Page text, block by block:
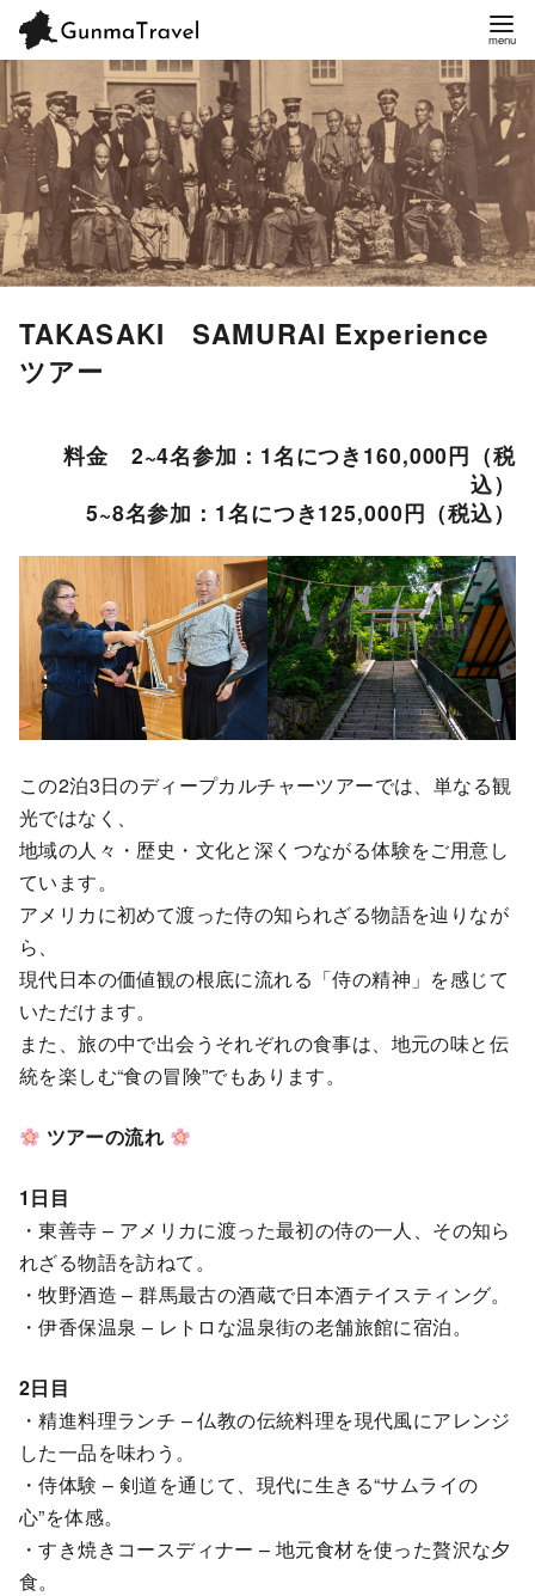
TAKASAKI SAMURAI Experience
ツアー
料金 2~4名参加：1名につき160,000円（税
込）
5~8名参加：1名につき125,000円（税込）
この2泊3日のディープカルチャーツアーでは、単なる観
光ではなく、
地域の人々・歴史・文化と深くつながる体験をご用意し
ています。
アメリカに初めて渡った侍の知られざる物語を辿りなが
ら、
現代日本の価値観の根底に流れる「侍の精神」を感じて
いただけます。
また、旅の中で出会うそれぞれの食事は、地元の味と伝
統を楽しむ“食の冒険”でもあります。
ツアーの流れ
1日目
・東善寺 – アメリカに渡った最初の侍の一人、その知ら
れざる物語を訪ねて。
・牧野酒造 – 群馬最古の酒蔵で日本酒テイスティング。
・伊香保温泉 – レトロな温泉街の老舗旅館に宿泊。
2日目
・精進料理ランチ – 仏教の伝統料理を現代風にアレンジ
した一品を味わう。
・侍体験 – 剣道を通じて、現代に生きる“サムライの
心”を体感。
・すき焼きコースディナー – 地元食材を使った贅沢な夕
食。